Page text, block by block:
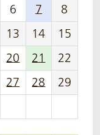
6 7
8
13 14
15
20 21
22
27 28
29